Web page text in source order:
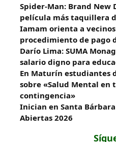
Spider-Man: Brand New
película más taquillera
Iamam orienta a
procedimiento de pago
Darío Lima: SUMA
salario digno para
En Maturín estudiantes
sobre «Salud Mental en
contingencia»
Inician en Santa
Abiertas 2026